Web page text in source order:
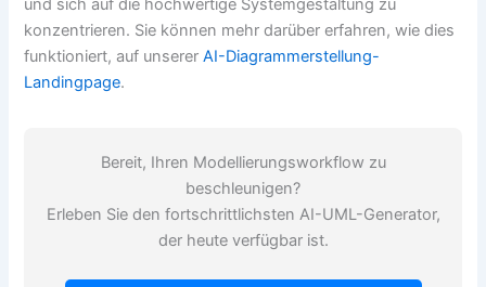
und sich auf die hochwertige Systemgestaltung zu
konzentrieren. Sie können mehr darüber erfahren, wie dies
funktioniert, auf unsererAI-Diagrammerstellung-
Landingpage.
Bereit, Ihren Modellierungsworkflow zu
beschleunigen?
Erleben Sie den fortschrittlichsten AI-UML-Generator,
der heute verfügbar ist.